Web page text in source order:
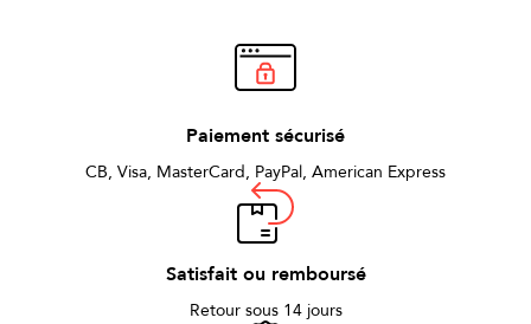
Paiement sécurisé
CB, Visa, MasterCard, PayPal, American Express
Satisfait ou remboursé
Retour sous 14 jours